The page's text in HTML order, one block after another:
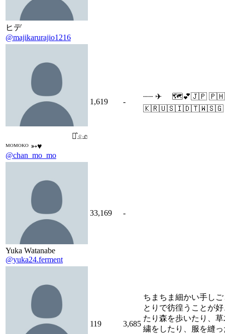
ヒデ
@majikarurajio1216
⠀⠀⠀⠀⠀⠀⠀⠀⠀⠀⠀⋆͛𓃭
ᴹᴼᴹᴼᴷᴼ ➳♥︎
@chan_mo_mo
1,619 -
┈┈ ✈︎ ︎︎ 🗺💕🇯🇵
🇰🇷🇺🇸🇮🇩🇹🇼🇸🇬
Yuka Watanabe
@yuka24.ferment
33,169 -
119 3,685
ちまちま細かい手し
とりで彷徨うことが
たり森を歩いたり、
繍をしたり、服を縫